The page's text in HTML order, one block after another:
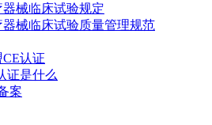
器械临床试验规定
器械临床试验质量管理规范
CE认证
证是什么
案